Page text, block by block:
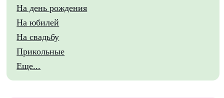
На день рождения
На юбилей
На свадьбу
Прикольные
Еще...